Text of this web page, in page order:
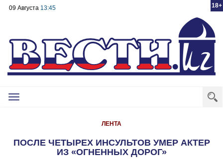
18+
09 Августа 13:45
Toggle
ЛЕНТА
ПОСЛЕ ЧЕТЫРЕХ ИНСУЛЬТОВ УМЕР АКТЕР
ИЗ «ОГНЕННЫХ ДОРОГ»